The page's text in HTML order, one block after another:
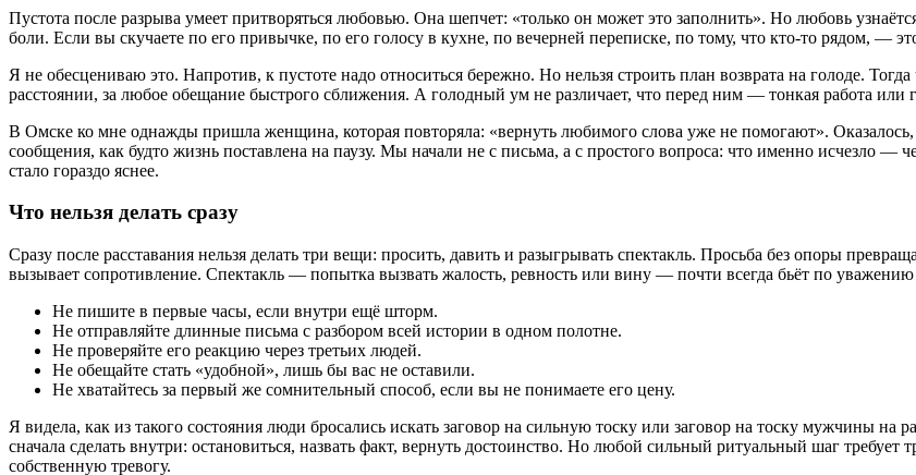
Пустота после разрыва умеет притворяться любовью. Она шепчет: «только он может это заполнить». Но любовь
боли. Если вы скучаете по его привычке, по его голосу в кухне, по вечерней переписке, по тому, что кто-то рядом, —
Я не обесцениваю это. Напротив, к пустоте надо относиться бережно. Но нельзя строить план возврата на голоде.
расстоянии, за любое обещание быстрого сближения. А голодный ум не различает, что перед ним — тонкая работа или
В Омске ко мне однажды пришла женщина, которая повторяла: «вернуть любимого слова уже не помогают».
сообщения, как будто жизнь поставлена на паузу. Мы начали не с письма, а с простого вопроса: что именно исчезло —
стало гораздо яснее.
Что нельзя делать сразу
Сразу после расставания нельзя делать три вещи: просить, давить и разыгрывать спектакль. Просьба без опоры
вызывает сопротивление. Спектакль — попытка вызвать жалость, ревность или вину — почти всегда бьёт по
Не пишите в первые часы, если внутри ещё шторм.
Не отправляйте длинные письма с разбором всей истории в одном полотне.
Не проверяйте его реакцию через третьих людей.
Не обещайте стать «удобной», лишь бы вас не оставили.
Не хватайтесь за первый же сомнительный способ, если вы не понимаете его цену.
Я видела, как из такого состояния люди бросались искать заговор на сильную тоску или заговор на тоску мужчины на
сначала сделать внутри: остановиться, назвать факт, вернуть достоинство. Но любой сильный ритуальный шаг
собственную тревогу.